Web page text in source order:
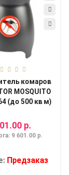
комаров
MOSQUITO
(до 500 кв м)
р.
9 601.00 р.
Предзаказ